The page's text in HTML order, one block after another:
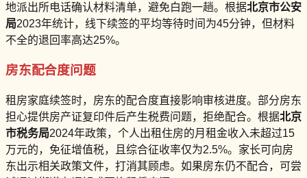
地派出所电话确认材料清单，避免白跑一趟。根据北京市公安
局2023年统计，线下续签的平均等待时间为45分钟，但材料
不全的退回率高达25%。
房东配合度问题
租房家庭续签时，房东的配合度直接影响审核进度。部分房东
担心提供房产证复印件后产生税费问题，拒绝配合。根据北京
市税务局2024年政策，个人出租住房的月租金收入未超过15
万元的，免征增值税，且综合征收率仅为2.5%。家长可向房
东出示相关政策文件，打消其顾虑。如果房东仍不配合，可尝